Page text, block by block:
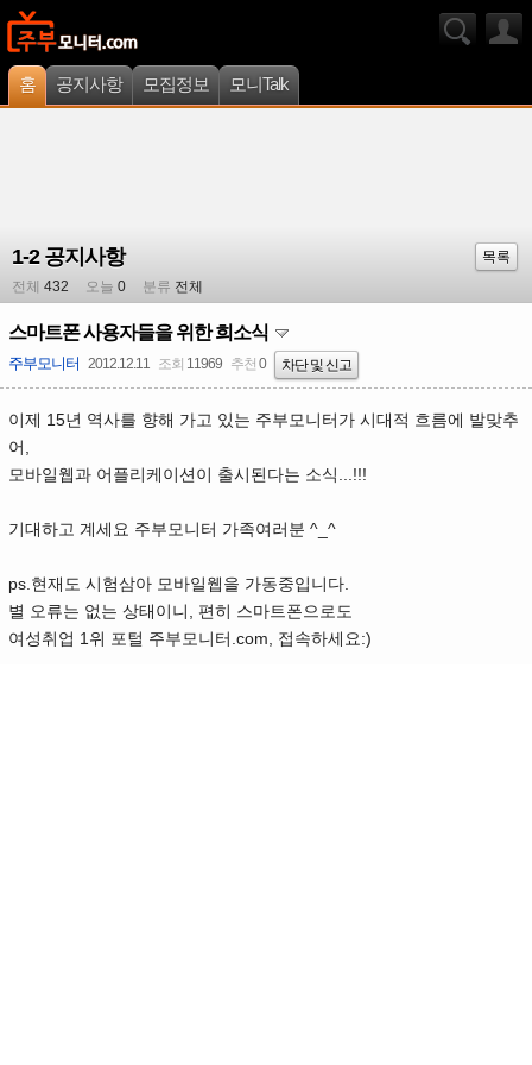
홈 공지사항 모집정보 모니Talk
1-2 공지사항
목록
전체 432 오늘 0 분류 전체
스마트폰 사용자들을 위한 희소식
주부모니터 2012.12.11 조회 11969 추천 0 차단 및 신고
이제 15년 역사를 향해 가고 있는 주부모니터가 시대적 흐름에 발맞추
어,
모바일웹과 어플리케이션이 출시된다는 소식...!!!
기대하고 계세요 주부모니터 가족여러분 ^_^
ps.현재도 시험삼아 모바일웹을 가동중입니다.
별 오류는 없는 상태이니, 편히 스마트폰으로도
여성취업 1위 포털 주부모니터.com, 접속하세요:)